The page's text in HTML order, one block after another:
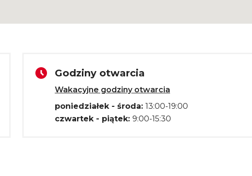
Godziny otwarcia
Wakacyjne godziny otwarcia
poniedziałek - środa: 13:00-19:00
czwartek - piątek: 9:00-15:30